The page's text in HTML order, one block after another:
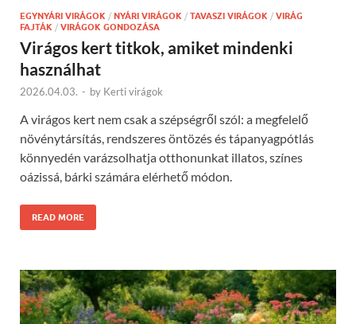
EGYNYÁRI VIRÁGOK / NYÁRI VIRÁGOK / TAVASZI VIRÁGOK / VIRÁG
FAJTÁK / VIRÁGOK GONDOZÁSA
Virágos kert titkok, amiket mindenki
használhat
2026.04.03. - by Kerti virágok
A virágos kert nem csak a szépségről szól: a megfelelő
növénytársítás, rendszeres öntözés és tápanyagpótlás
könnyedén varázsolhatja otthonunkat illatos, színes
oázissá, bárki számára elérhető módon.
READ MORE